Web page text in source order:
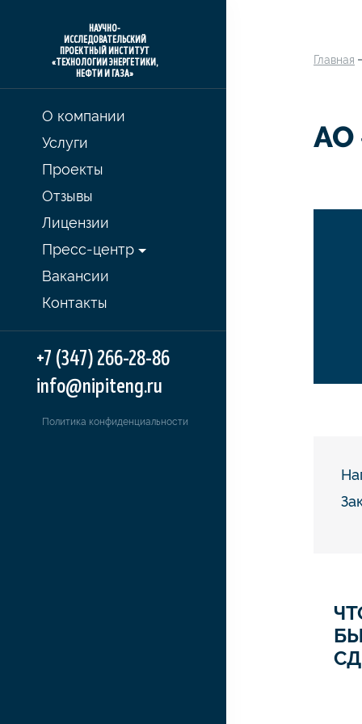
НАУЧНО-
ИССЛЕДОВАТЕЛЬСКИЙ
ПРОЕКТНЫЙ ИНСТИТУТ
«ТЕХНОЛОГИИ ЭНЕРГЕТИКИ,
НЕФТИ И ГАЗА»
О компании
Услуги
Проекты
Отзывы
Лицензии
Пресс-центр
Вакансии
Контакты
+7 (347) 266-28-86
info@nipiteng.ru
Политика конфиденциальности
Главная
АО